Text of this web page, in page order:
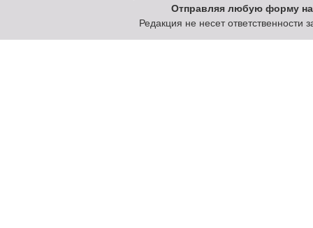
Отправляя любую форму на
Редакция не несет